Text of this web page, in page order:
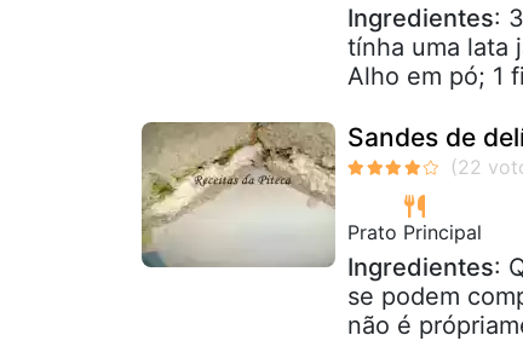
Ingredientes:
tínha uma lata
Alho em pó; 1
Sandes de
Prato Principal
Ingredientes:
se podem
não é